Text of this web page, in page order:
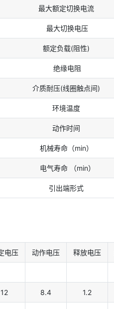
最大额定切换电流
最大切换电压
额定负载(阻性)
绝缘电阻
介质耐压(线圈触点间)
环境温度
动作时间
机械寿命（min）
电气寿命 （min）
引出端形式
电压 动作电压 释放电压
12 8.4 1.2